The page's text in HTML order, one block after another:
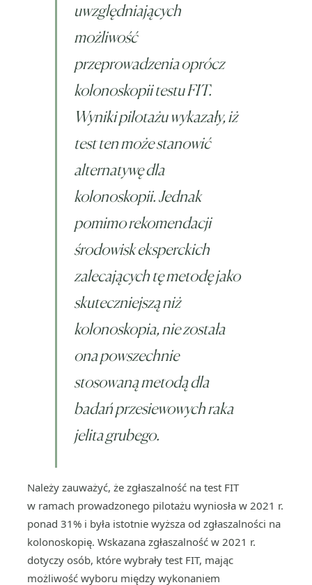
uwzględniających
możliwość
przeprowadzenia oprócz
kolonoskopii testu FIT.
Wyniki pilotażu wykazały, iż
test ten może stanowić
alternatywę dla
kolonoskopii. Jednak
pomimo rekomendacji
środowisk eksperckich
zalecających tę metodę jako
skuteczniejszą niż
kolonoskopia, nie została
ona powszechnie
stosowaną metodą dla
badań przesiewowych raka
jelita grubego.
Należy zauważyć, że zgłaszalność na test FIT
w ramach prowadzonego pilotażu wyniosła w 2021 r.
ponad 31% i była istotnie wyższa od zgłaszalności na
kolonoskopię. Wskazana zgłaszalność w 2021 r.
dotyczy osób, które wybrały test FIT, mając
możliwość wyboru między wykonaniem